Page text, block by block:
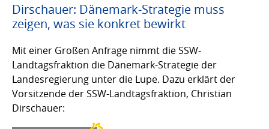
Dirschauer: Dänemark-Strategie muss
zeigen, was sie konkret bewirkt
Mit einer Großen Anfrage nimmt die SSW-
Landtagsfraktion die Dänemark-Strategie der
Landesregierung unter die Lupe. Dazu erklärt der
Vorsitzende der SSW-Landtagsfraktion, Christian
Dirschauer: